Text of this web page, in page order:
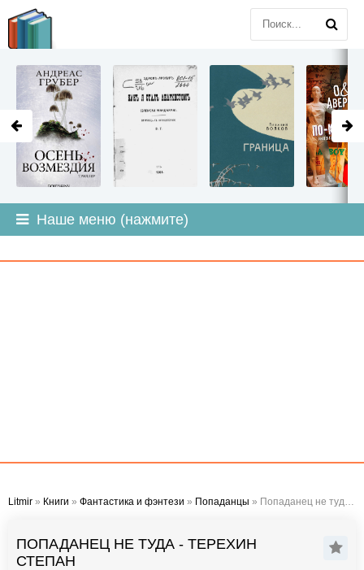
Наше меню (нажмите)
Litmir » Книги » Фантастика и фэнтези » Попаданцы » Попаданец не туда - Терехин Степан
ПОПАДАНЕЦ НЕ ТУДА - ТЕРЕХИН
СТЕПАН
LITMIR.ORG